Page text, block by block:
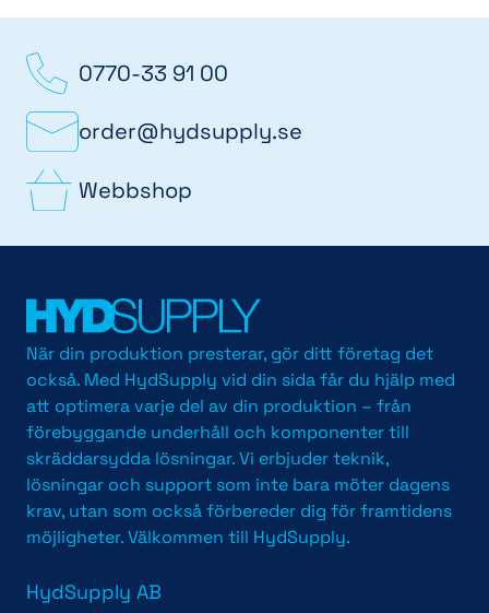
0770-33 91 00
order@hydsupply.se
Webbshop
När din produktion presterar, gör ditt företag det
också. Med HydSupply vid din sida får du hjälp med
att optimera varje del av din produktion – från
förebyggande underhåll och komponenter till
skräddarsydda lösningar. Vi erbjuder teknik,
lösningar och support som inte bara möter dagens
krav, utan som också förbereder dig för framtidens
möjligheter. Välkommen till HydSupply.
HydSupply AB